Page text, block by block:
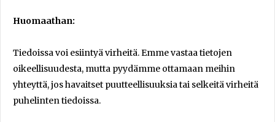
Huomaathan:
Tiedoissa voi esiintyä virheitä. Emme vastaa tietojen
oikeellisuudesta, mutta pyydämme ottamaan meihin
yhteyttä, jos havaitset puutteellisuuksia tai selkeitä virheitä
puhelinten tiedoissa.